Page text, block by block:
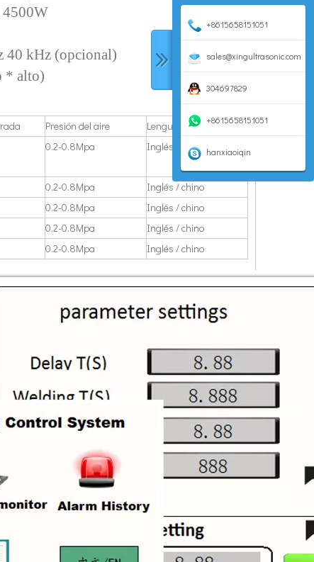
la atención generalizada de los académicos nacionales y
？ ¿Cómo funciona la soldadura ultrasónica? ¿Cuál es la
la atención generalizada de los académicos nacionales y
4500W
40 kHz (opcional)
* alto)
Presión del aire
Lenguaje del sistema
0.2-0.8Mpa Inglés / chino
0.2-0.8Mpa
Inglés / chino
0.2-0.8Mpa
Inglés / chino
0.2-0.8Mpa
Inglés / chino
0.2-0.8Mpa Inglés / chino
+8615658151051
sales@xingultrasonic.com
304697829
+8615658151051
hanxiaoiqin